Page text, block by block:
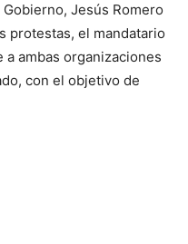
Jesús Romero
protestas, el mandatario
ambas organizaciones
con el objetivo de